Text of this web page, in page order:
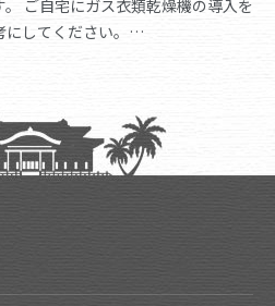
ご自宅にガス衣類乾燥機の導入を
にしてください。…